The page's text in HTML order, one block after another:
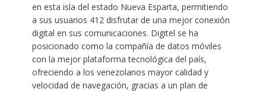
en esta isla del estado Nueva Esparta, permitiendo
a sus usuarios 412 disfrutar de una mejor conexión
digital en sus comunicaciones. Digitel se ha
posicionado como la compañía de datos móviles
con la mejor plataforma tecnológica del país,
ofreciendo a los venezolanos mayor calidad y
velocidad de navegación, gracias a un plan de